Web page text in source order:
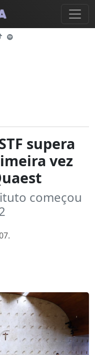
supera
vez
começou